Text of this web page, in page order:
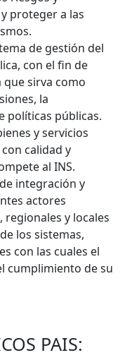
proteger a las
de gestión del
con el fin de
sirva como
la
políticas públicas.
y servicios
calidad y
al INS.
integración y
actores
regionales y locales
los sistemas,
con las cuales el
cumplimiento de su
PAIS: